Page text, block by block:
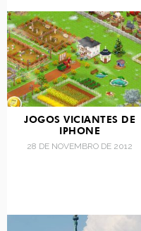
JOGOS VICIANTES DE
IPHONE
28 DE NOVEMBRO DE 2012